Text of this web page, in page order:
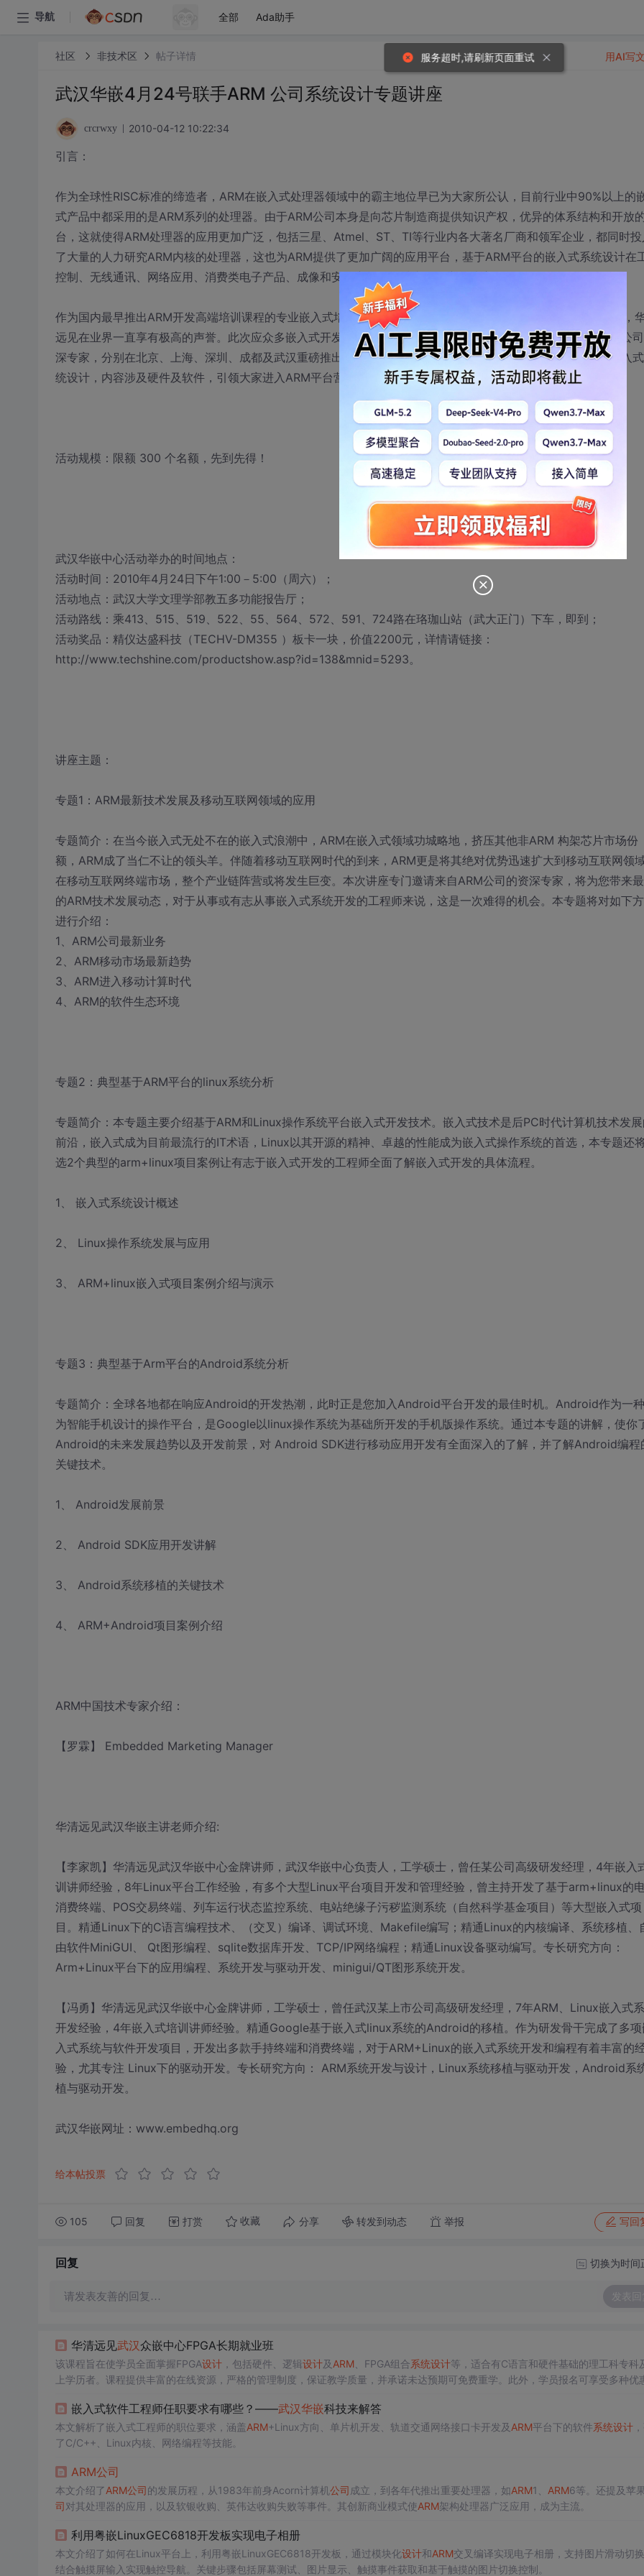
导航 全部 Ada助手
社区 非技术区 帖子详情
武汉华嵌4月24号联手ARM 公司系统设计专题讲座
crcrwxy 2010-04-12 10:22:34
引言：
作为全球性RISC标准的缔造者，ARM在嵌入式处理器领域中的霸主地位早已为大家所公认，目前行业中90%以上的
式产品中都采用的是ARM系列的处理器。由于ARM公司本身是向芯片制造商提供知识产权，优异的体系结构和开放
台，这就使得ARM处理器的应用更加广泛，包括三星、Atmel、ST、TI等行业内各大著名厂商和领军企业，都同时投
了大量的人力研究ARM内核的处理器，这也为ARM提供了更加广阔的应用平台，基于ARM平台的嵌入式系统设计在
控制、无线通讯、网络应用、消费类电子产品、成像和安全产品等领域内均有广泛地应用。
作为国内最早推出ARM开发高端培训课程的专业嵌入式培训机构、国内首家ARM公司全球授权培训中心（ATC），
远见在业界一直享有极高的声誉。此次应众多嵌入式开发专业人士及技术爱好者的要求，华清远见专家联手ARM公
深专家，分别在北京、上海、深圳、成都及武汉重磅推出系列专题讲座，和大家一起共同分享基于ARM平台的嵌入
统设计，内容涉及硬件及软件，引领大家进入ARM平台营造的专业嵌入式开发领域！
活动规模：限额 300 个名额，先到先得！
武汉华嵌中心活动举办的时间地点：
活动时间：2010年4月24日下午1:00－5:00（周六）；
活动地点：武汉大学文理学部教五多功能报告厅；
活动路线：乘413、515、519、522、55、564、572、591、724路在珞珈山站（武大正门）下车，即到；
活动奖品：精仪达盛科技（TECHV-DM355 ）板卡一块，价值2200元，详情请链接：
http://www.techshine.com/productshow.asp?id=138&mnid=5293。
讲座主题：
专题1：ARM最新技术发展及移动互联网领域的应用
专题简介：在当今嵌入式无处不在的嵌入式浪潮中，ARM在嵌入式领域功城略地，挤压其他非ARM 构架芯片市场份
额，ARM成了当仁不让的领头羊。伴随着移动互联网时代的到来，ARM更是将其绝对优势迅速扩大到移动互联网领
在移动互联网终端市场，整个产业链阵营或将发生巨变。本次讲座专门邀请来自ARM公司的资深专家，将为您带来
的ARM技术发展动态，对于从事或有志从事嵌入式系统开发的工程师来说，这是一次难得的机会。本专题将对如下
进行介绍：
1、ARM公司最新业务
2、ARM移动市场最新趋势
3、ARM进入移动计算时代
4、ARM的软件生态环境
专题2：典型基于ARM平台的linux系统分析
专题简介：本专题主要介绍基于ARM和Linux操作系统平台嵌入式开发技术。嵌入式技术是后PC时代计算机技术发
前沿，嵌入式成为目前最流行的IT术语，Linux以其开源的精神、卓越的性能成为嵌入式操作系统的首选，本专题还
选2个典型的arm+linux项目案例让有志于嵌入式开发的工程师全面了解嵌入式开发的具体流程。
1、 嵌入式系统设计概述
2、 Linux操作系统发展与应用
3、 ARM+linux嵌入式项目案例介绍与演示
专题3：典型基于Arm平台的Android系统分析
专题简介：全球各地都在响应Android的开发热潮，此时正是您加入Android平台开发的最佳时机。Android作为一
为智能手机设计的操作平台，是Google以linux操作系统为基础所开发的手机版操作系统。通过本专题的讲解，使你
Android的未来发展趋势以及开发前景，对 Android SDK进行移动应用开发有全面深入的了解，并了解Android编程
关键技术。
1、 Android发展前景
2、 Android SDK应用开发讲解
3、 Android系统移植的关键技术
4、 ARM+Android项目案例介绍
ARM中国技术专家介绍：
【罗霖】 Embedded Marketing Manager
华清远见武汉华嵌主讲老师介绍:
【李家凯】华清远见武汉华嵌中心金牌讲师，武汉华嵌中心负责人，工学硕士，曾任某公司高级研发经理，4年嵌入
训讲师经验，8年Linux平台工作经验，有多个大型Linux平台项目开发和管理经验，曾主持开发了基于arm+linux的
消费终端、POS交易终端、列车运行状态监控系统、电站绝缘子污秽监测系统（自然科学基金项目）等大型嵌入式项
目。精通Linux下的C语言编程技术、（交叉）编译、调试环境、Makefile编写；精通Linux的内核编译、系统移植、
由软件MiniGUI、 Qt图形编程、sqlite数据库开发、TCP/IP网络编程；精通Linux设备驱动编写。专长研究方向：
Arm+Linux平台下的应用编程、系统开发与驱动开发、minigui/QT图形系统开发。
【冯勇】华清远见武汉华嵌中心金牌讲师，工学硕士，曾任武汉某上市公司高级研发经理，7年ARM、Linux嵌入式
开发经验，4年嵌入式培训讲师经验。精通Google基于嵌入式linux系统的Android的移植。作为研发骨干完成了多项
入式系统与软件开发项目，开发出多款手持终端和消费终端，对于ARM+Linux的嵌入式系统开发和编程有着丰富的
验，尤其专注 Linux下的驱动开发。专长研究方向： ARM系统开发与设计，Linux系统移植与驱动开发，Android系
植与驱动开发。
武汉华嵌网址：www.embedhq.org
给本帖投票
105 回复 打赏 收藏 分享 转发到动态 举报 写回
用AI写
回复 切换为时间
请发表友善的回复… 发表回
华清远见武汉众嵌中心FPGA长期就业班
该课程旨在使学员全面掌握FPGA设计，包括硬件、逻辑设计及 ARM 、FPGA组合系统设计等，适合有C语言和硬件基础的理工科专科
上学历者。课程提供丰富的在线资源，严格的管理制度，保证教学质量，并承诺未达预期可免费重学。此外，学员报名可享受多种优
嵌入式软件工程师任职要求有哪些？——武汉华嵌科技来解答
本文解析了嵌入式工程师的职位要求，涵盖ARM+Linux方向、单片机开发、轨道交通网络接口卡开发及 ARM平台下的软件系统设计
了C/C++、Linux内核、网络编程等技能。
ARM公司
本文介绍了ARM公司的发展历程，从1983年前身Acorn计算机公司 成立，到各年代推出重要处理器，如ARM1、 ARM6等。还提及苹
司对其处理器的应用，以及软银收购、英伟达收购失败等事件。其创新商业模式使ARM架构处理器广泛应用，成为主流。
利用粤嵌LinuxGEC6818开发板实现电子相册
本文介绍了如何在Linux平台上，利用粤嵌LinuxGEC6818开发板，通过模块化设计和ARM交叉编译实现电子相册，支持图片滑动切
结合触摸屏输入实现触控导航。关键步骤包括屏幕测试、图片显示、触摸事件获取和基于触摸的图片切换控制。
服务超时,请刷新页面重试